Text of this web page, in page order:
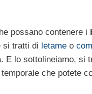
possano contenere i
si tratti di letameo
E lo sottolineiamo, si
che potete